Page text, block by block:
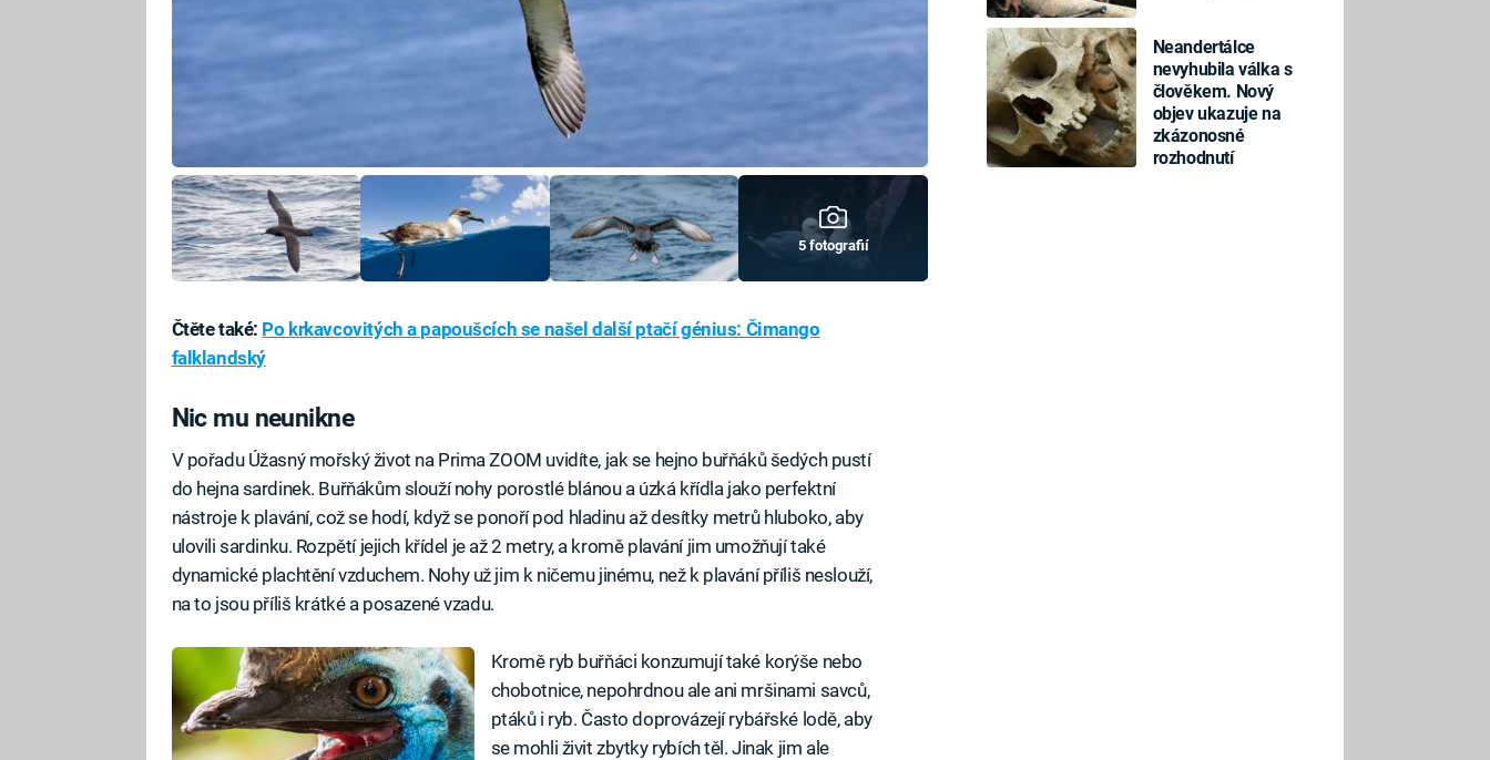
Neandertálce
nevyhubila válka s
člověkem. Nový
objev ukazuje na
zkázonosné
rozhodnutí
5 fotografií
Čtěte také: Po krkavcovitých a papoušcích se našel další ptačí génius: Čimango
falklandský
Nic mu neunikne
V pořadu Úžasný mořský život na Prima ZOOM uvidíte, jak se hejno buřňáků šedých pustí
do hejna sardinek. Buřňákům slouží nohy porostlé blánou a úzká křídla jako perfektní
nástroje k plavání, což se hodí, když se ponoří pod hladinu až desítky metrů hluboko, aby
ulovili sardinku. Rozpětí jejich křídel je až 2 metry, a kromě plavání jim umožňují také
dynamické plachtění vzduchem. Nohy už jim k ničemu jinému, než k plavání příliš neslouží,
na to jsou příliš krátké a posazené vzadu.
Kromě ryb buřňáci konzumují také korýše nebo
chobotnice, nepohrdnou ale ani mršinami savců,
ptáků i ryb. Často doprovázejí rybářské lodě, aby
se mohli živit zbytky rybích těl. Jinak jim ale